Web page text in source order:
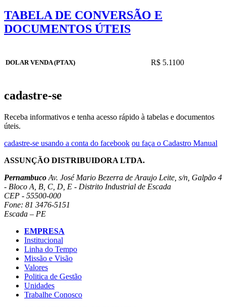
TABELA DE CONVERSÃO E
DOCUMENTOS ÚTEIS
DOLAR VENDA (PTAX) R$ 5.1100
cadastre-se
Receba informativos e tenha acesso rápido à tabelas e documentos
úteis.
cadastre-se usando a conta do facebook ou faça o Cadastro Manual
ASSUNÇÃO DISTRIBUIDORA LTDA.
Pernambuco Av. José Mario Bezerra de Araujo Leite, s/n, Galpão 4
- Bloco A, B, C, D, E - Distrito Industrial de Escada
CEP - 55500-000
Fone: 81 3476-5151
Escada – PE
EMPRESA
Institucional
Linha do Tempo
Missão e Visão
Valores
Politica de Gestão
Unidades
Trabalhe Conosco